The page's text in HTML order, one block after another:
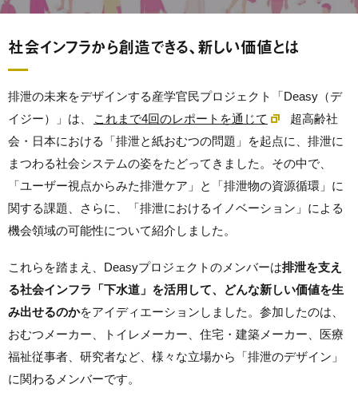
社会インフラから創造できる、新しい価値とは
排泄の未来をデザインする産学官民プロジェクト「Deasy（デ
イジー）」は、
これまで4回のレポートを通じて
超高齢社
会・日本における「排泄と紙おむつの問題」を起点に、排泄に
まつわる社会システムの姿をたどってきました。その中で、
「ユーザー視点からみた排泄ケア」と「排泄物の資源循環」に
関する課題、さらに、「排泄におけるイノベーション」による
機会領域の可能性について紹介しました。
これらを踏まえ、Deasyプロジェクトのメンバーは排泄を支え
る社会インフラ「下水道」を活用して、どんな新しい価値を生
み出せるのかをアイディエーションしました。参加したのは、
おむつメーカー、トイレメーカー、住宅・建築メーカー、医療
福祉従事者、研究者など、様々な立場から「排泄のデザイン」
に関わるメンバーです。